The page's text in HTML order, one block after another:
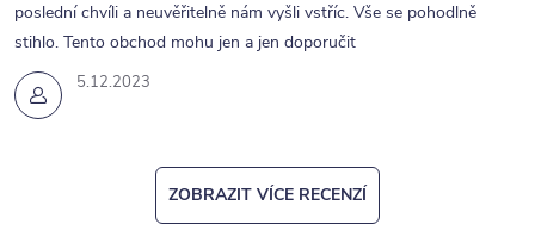
5.12.2023
poslední chvíli a neuvěřitelně nám vyšli vstříc. Vše se pohodlně
stihlo. Tento obchod mohu jen a jen doporučit
ZOBRAZIT VÍCE RECENZÍ